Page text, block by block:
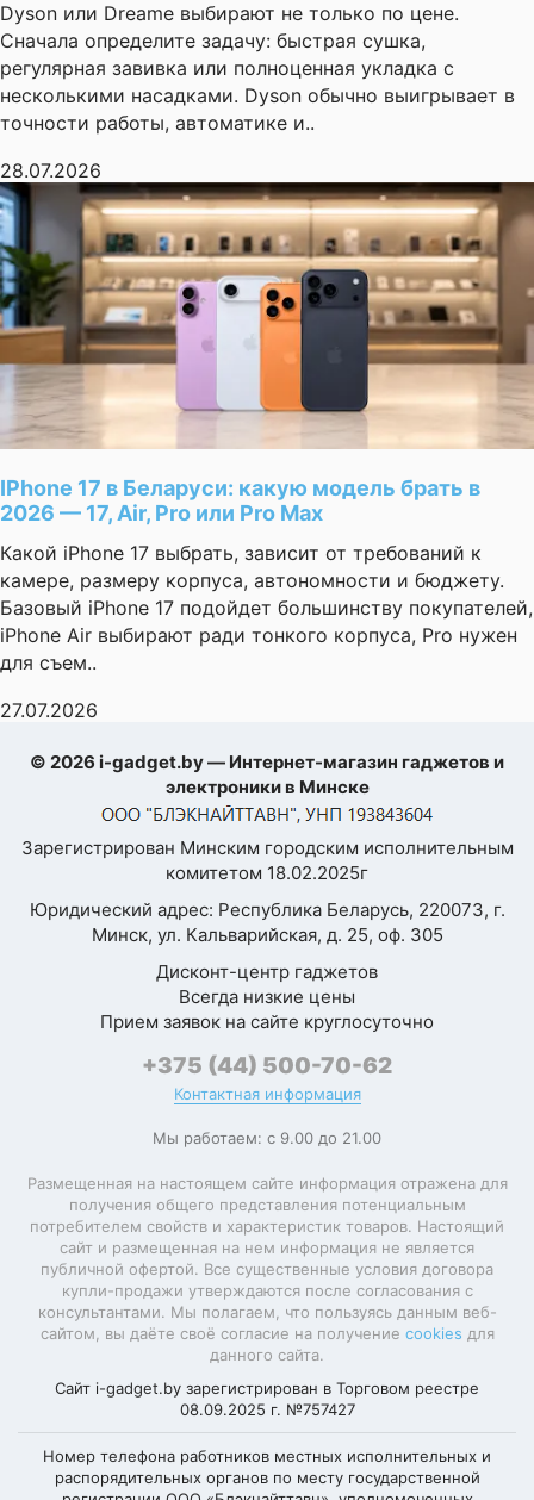
Dyson или Dreame выбирают не только по цене.
Сначала определите задачу: быстрая сушка,
регулярная завивка или полноценная укладка с
несколькими насадками. Dyson обычно выигрывает в
точности работы, автоматике и..
28.07.2026
IPhone 17 в Беларуси: какую модель брать в
2026 — 17, Air, Pro или Pro Max
Какой iPhone 17 выбрать, зависит от требований к
камере, размеру корпуса, автономности и бюджету.
Базовый iPhone 17 подойдет большинству покупателей,
iPhone Air выбирают ради тонкого корпуса, Pro нужен
для съем..
27.07.2026
© 2026 i-gadget.by — Интернет-магазин гаджетов и
электроники в Минске
Зарегистрирован Минским городским исполнительным
комитетом 18.02.2025г
Юридический адрес: Республика Беларусь, 220073, г.
Минск, ул. Кальварийская, д. 25, оф. 305
Дисконт-центр гаджетов
Всегда низкие цены
Прием заявок на сайте круглосуточно
+375 (44) 500-70-62
Контактная информация
Мы работаем: с 9.00 до 21.00
Размещенная на настоящем сайте информация отражена для
получения общего представления потенциальным
потребителем свойств и характеристик товаров. Настоящий
сайт и размещенная на нем информация не является
публичной офертой. Все существенные условия договора
купли-продажи утверждаются после согласования с
консультантами. Мы полагаем, что пользуясь данным веб-
сайтом, вы даёте своё согласие на получение cookies для
данного сайта.
Сайт i-gadget.by зарегистрирован в Торговом реестре
08.09.2025 г. №757427
Номер телефона работников местных исполнительных и
распорядительных органов по месту государственной